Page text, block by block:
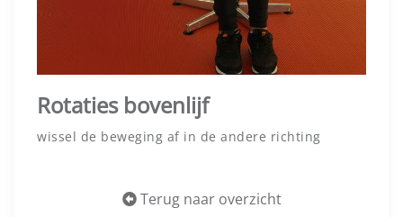
Rotaties bovenlijf
wissel de beweging af in de andere richting
Terug naar overzicht